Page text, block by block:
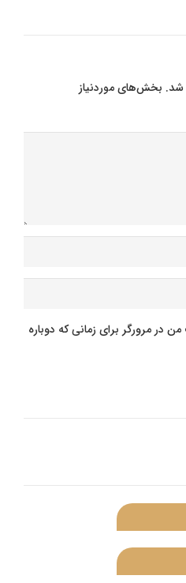
شد. بخش‌های موردنیاز
در مرورگر برای زمانی که دوباره